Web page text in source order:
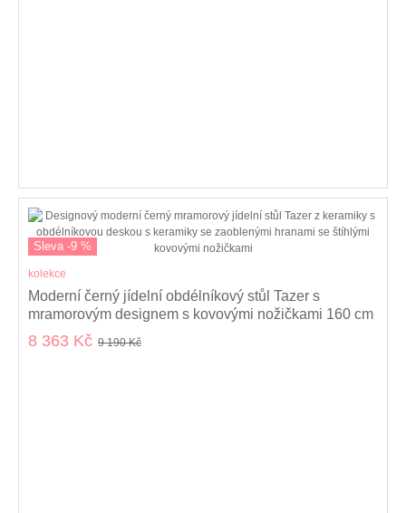
Sleva -9 %
kolekce
Moderní černý jídelní obdélníkový stůl Tazer s
mramorovým designem s kovovými nožičkami 160 cm
8 363 Kč 9 190 Kč